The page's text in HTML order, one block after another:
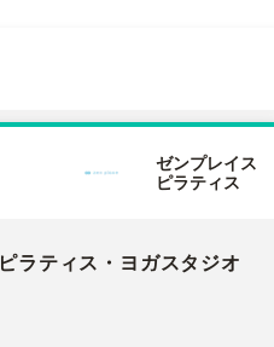
ゼンプレイス
ピラティス
ピラティス・ヨガスタジオ